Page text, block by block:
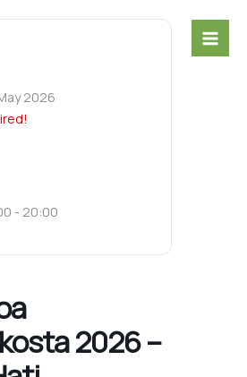
2026
- 20:00
2026 –